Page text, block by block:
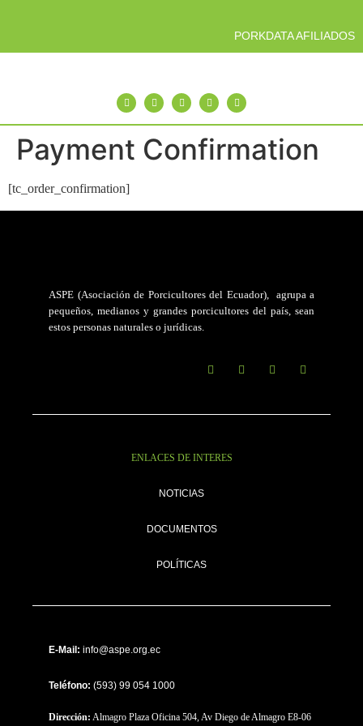
PORKDATA AFILIADOS
Payment Confirmation
[tc_order_confirmation]
ASPE (Asociación de Porcicultores del Ecuador), agrupa a
pequeños, medianos y grandes porcicultores del país, sean
estos personas naturales o jurídicas.
ENLACES DE INTERES
NOTICIAS
DOCUMENTOS
POLÍTICAS
E-Mail: info@aspe.org.ec
Teléfono: (593) 99 054 1000
Dirección: Almagro Plaza Oficina 504, Av Diego de Almagro E8-06